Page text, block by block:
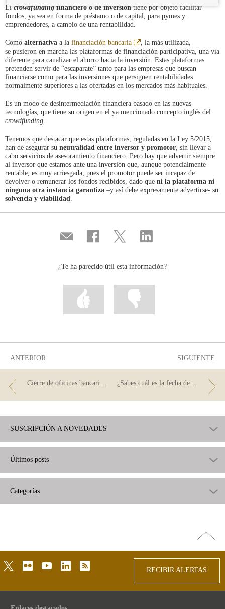
Elcrowdfundingfinanciero o de inversióntiene por objeto facilitar
fondos, ya sea en forma de préstamo o de capital, para pymes y
emprendedores, a cambio de una rentabilidad.
Como alternativa a la financiación bancaria
Abre
en
ventana
nueva
, la más utilizada,
se pusieron en marcha las plataformas de financiación participativa, una vía
diferente para canalizar el ahorro hacia la inversión. Estas plataformas
pretenden servir de “escaparate” tanto para las empresas que buscan
financiarse como para las inversiones que persiguen rentabilidades
normalmente superiores a las ofertadas en los mercados más habituales.
Es un modo de desintermediación financiera basado en las nuevas
tecnologías, que tiene su origen en el ya mencionado concepto inglés del
crowdfunding
Tenemos que destacar que estas plataformas, reguladas en la Ley 5/2015,
han de asegurar su neutralidad entre inversor y promotor , sin llevar a
cabo servicios de asesoramiento financiero. Pero hay que advertir siempre
al inversor que estamos ante una inversión que, aunque potencialmente
rentable, es muy arriesgada, pues el promotor puede ser incapaz de
devolver o remunerar los fondos recibidos, dado que ni la plataforma ni
ninguna otra instancia garantiza –y así debe expresamente advertirse- su
solvencia y viabilidad
Compartir
por
Compartir
en
Compartir
en
Compartir
en
¿Te ha parecido útil esta información?
Marcar
información
ANTERIOR SIGUIENTE
¿Sabes cuál es la fecha de cobro de la pensión?
SUSCRIPCIÓN A NOVEDADES
Últimos posts
Categorías
arriba
twitterflickr youtubelinkedinrss
RECIBIR ALERTAS